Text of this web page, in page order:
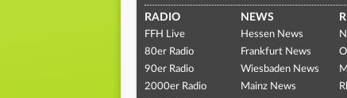
RADIO
FFH Live
80er Radio
90er Radio
2000er Radio
NEWS
Hessen News
Frankfurt News
Wiesbaden News
Mainz News